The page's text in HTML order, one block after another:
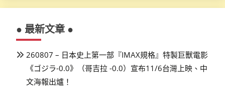
● 最新文章 ●
260807 – 日本史上第一部『IMAX規格』特製巨獸電影
《ゴジラ-0.0》（哥吉拉 -0.0）宣布11/6台灣上映、中
文海報出爐！